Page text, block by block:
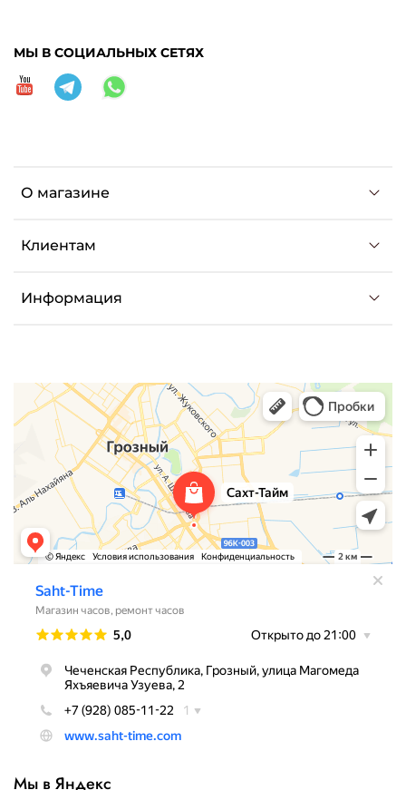
О магазине
Клиентам
Информация
МЫ В СОЦИАЛЬНЫХ СЕТЯХ
Мы в Яндекс